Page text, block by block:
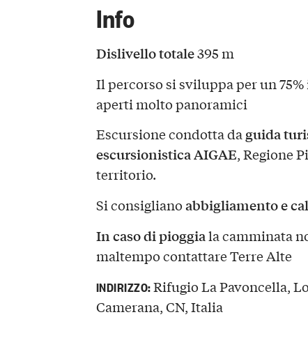
Info
Dislivello totale395 m
Il percorso si sviluppa per un
aperti molto panoramici
Escursione condotta daguida
escursionistica AIGAE, Regione
territorio.
Si consiglianoabbigliamento e
In caso di pioggiala camminata
maltempo contattare Terre Alte
INDIRIZZO:Rifugio La Pavoncella,
Camerana, CN, Italia